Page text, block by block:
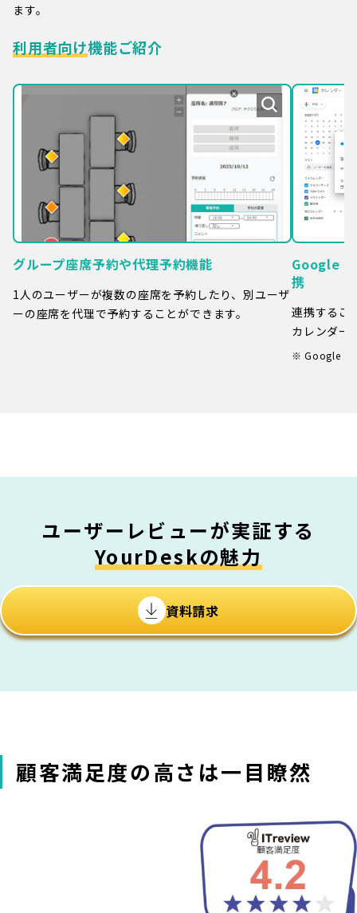
ます。
利用者向け機能ご紹介
グループ座席予約や代理予約機能
1人のユーザーが複数の座席を予約したり、別ユーザ
ーの座席を代理で予約することができます。
Google
携
連携するこ
カレンダー
Google
ユーザーレビューが実証する
YourDeskの魅力
資料請求
顧客満足度の高さは一目瞭然